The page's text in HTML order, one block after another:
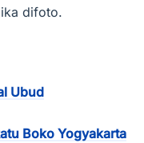
difoto.
Ubud
Boko Yogyakarta